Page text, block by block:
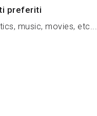
preferiti
music, movies, etc...